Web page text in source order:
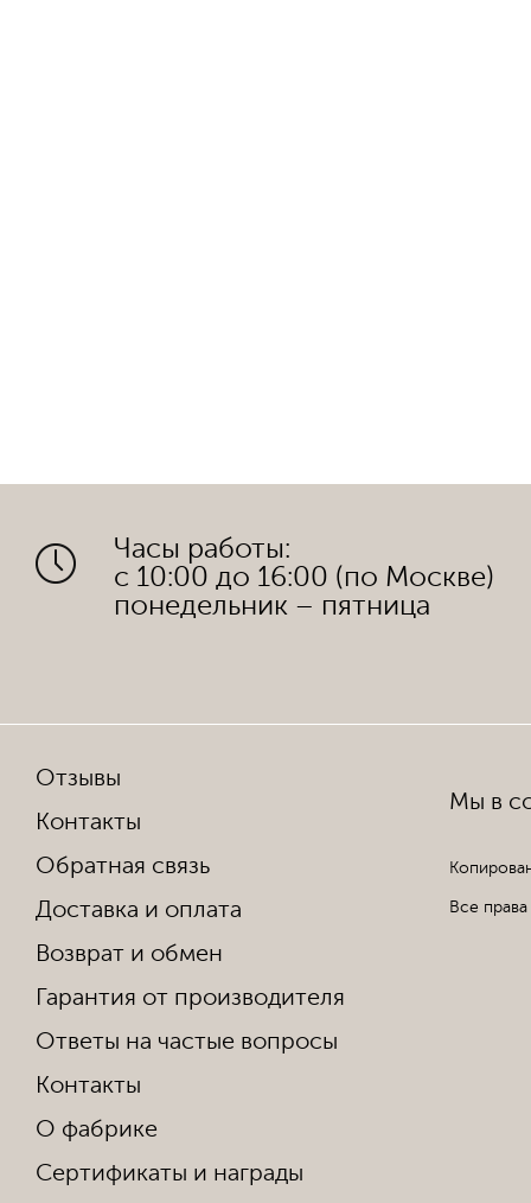
Часы работы:
с 10:00 до 16:00 (по Москве)
понедельник – пятница
Отзывы
Контакты
Обратная связь
Доставка и оплата
Возврат и обмен
Гарантия от производителя
Ответы на частые вопросы
Контакты
О фабрике
Сертификаты и награды
Мы в
Все